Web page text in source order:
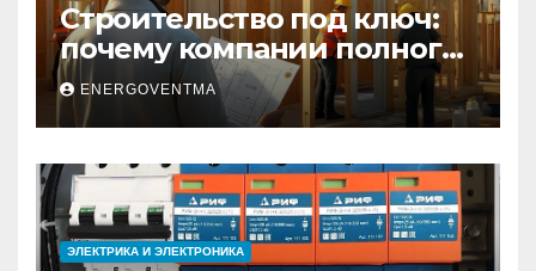
Строительство под ключ:
почему компании полного
цикла меняют рынок
недвижимости
ENERGOVENTMA
ЭЛЕКТРИКА И ЭЛЕКТРОНИКА